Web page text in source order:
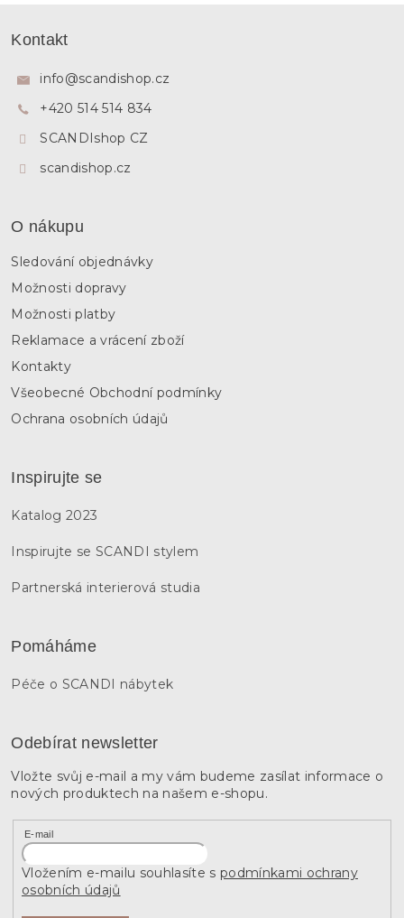
Kontakt
info@scandishop.cz
+420 514 514 834
SCANDIshop CZ
scandishop.cz
O nákupu
Sledování objednávky
Možnosti dopravy
Možnosti platby
Reklamace a vrácení zboží
Kontakty
Všeobecné Obchodní podmínky
Ochrana osobních údajů
Inspirujte se
Katalog 2023
Inspirujte se SCANDI stylem
Partnerská interierová studia
Pomáháme
Péče o SCANDI nábytek
Odebírat newsletter
Vložte svůj e-mail a my vám budeme zasílat informace o
nových produktech na našem e-shopu.
E-mail
Vložením e-mailu souhlasíte s podmínkami ochrany
osobních údajů